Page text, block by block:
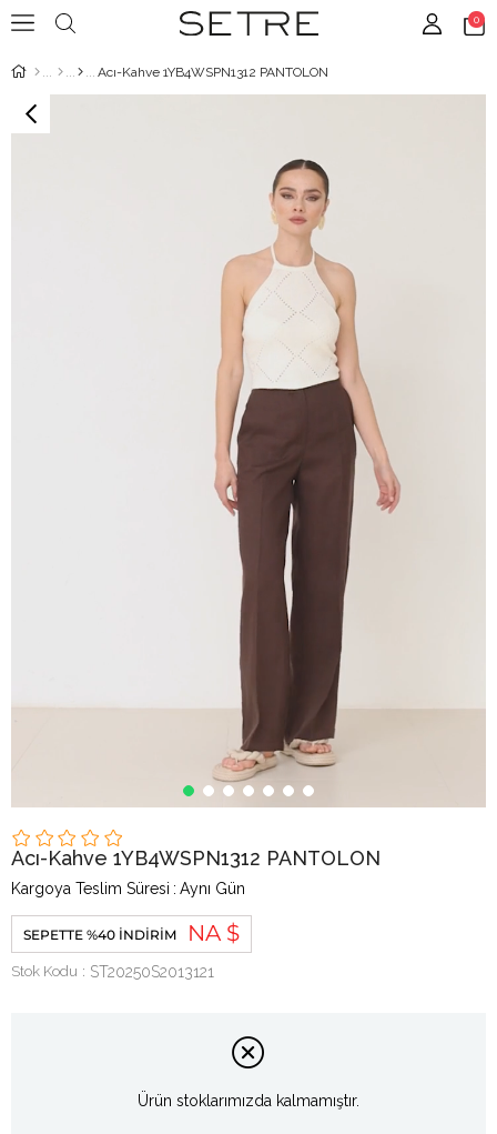
0
Acı-Kahve 1YB4WSPN1312 PANTOLON
Acı-Kahve 1YB4WSPN1312 PANTOLON
Kargoya Teslim Süresi : Aynı Gün
SEPETTE %40 İNDIRIM NA $
Stok Kodu ST20250S2013121
Ürün stoklarımızda kalmamıştır.